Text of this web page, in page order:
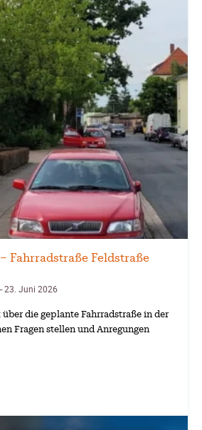
Fahrradstraße Feldstraße
-23. Juni 2026
die geplante Fahrradstraße in der
Fragen stellen und Anregungen